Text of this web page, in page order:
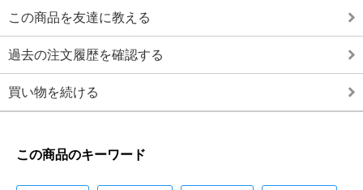
この商品を友達に教える
過去の注文履歴を確認する
買い物を続ける
この商品のキーワード